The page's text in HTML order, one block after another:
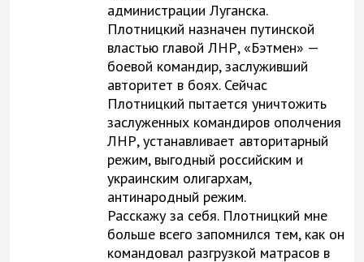
администрации Луганска.
Плотницкий назначен путинской
властью главой ЛНР, «Бэтмен» —
боевой командир, заслуживший
авторитет в боях. Сейчас
Плотницкий пытается уничтожить
заслуженных командиров ополчения
ЛНР, устанавливает авторитарный
режим, выгодный российским и
украинским олигархам,
антинародный режим.
Расскажу за себя. Плотницкий мне
больше всего запомнился тем, как он
командовал разгрузкой матрасов в